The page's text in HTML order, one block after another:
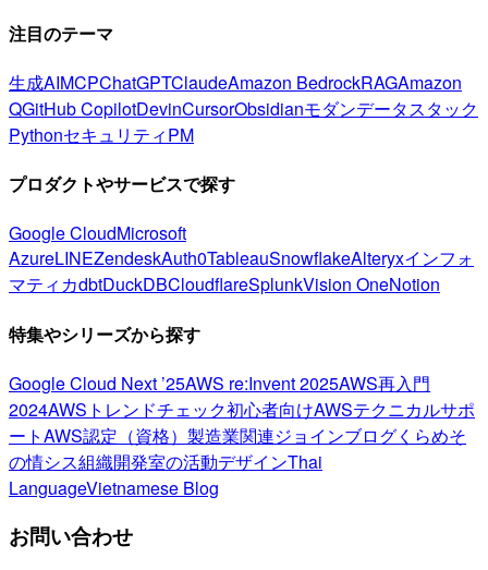
注目のテーマ
生成AIMCPChatGPTClaudeAmazon BedrockRAGAmazon
QGitHub CopilotDevinCursorObsidianモダンデータスタック
PythonセキュリティPM
プロダクトやサービスで探す
Google CloudMicrosoft
AzureLINEZendeskAuth0TableauSnowflakeAlteryxインフォ
マティカdbtDuckDBCloudflareSplunkVision OneNotion
特集やシリーズから探す
Google Cloud Next ’25AWS re:Invent 2025AWS再入門
2024AWSトレンドチェック初心者向けAWSテクニカルサポ
ートAWS認定（資格） 製造業関連ジョインブログくらめそ
の情シス組織開発室の活動デザインThai
LanguageVietnamese Blog
お問い合わせ